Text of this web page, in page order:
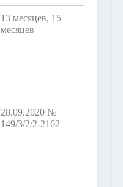
13 месяцев, 15
месяцев
28.09.2020 №
149/3/2/2-2162